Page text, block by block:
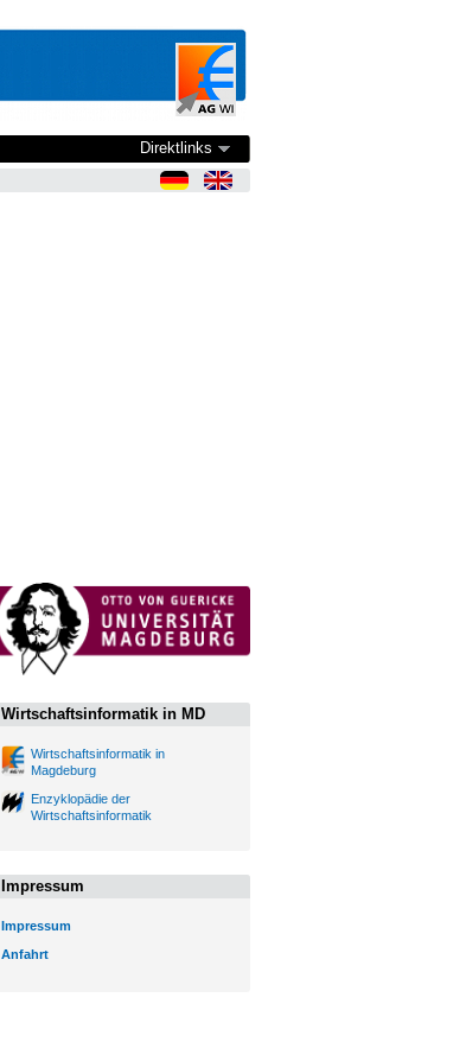
Direktlinks
Wirtschaftsinformatik in MD
Wirtschaftsinformatik in
Magdeburg
Enzyklopädie der
Wirtschaftsinformatik
Impressum
Impressum
Anfahrt